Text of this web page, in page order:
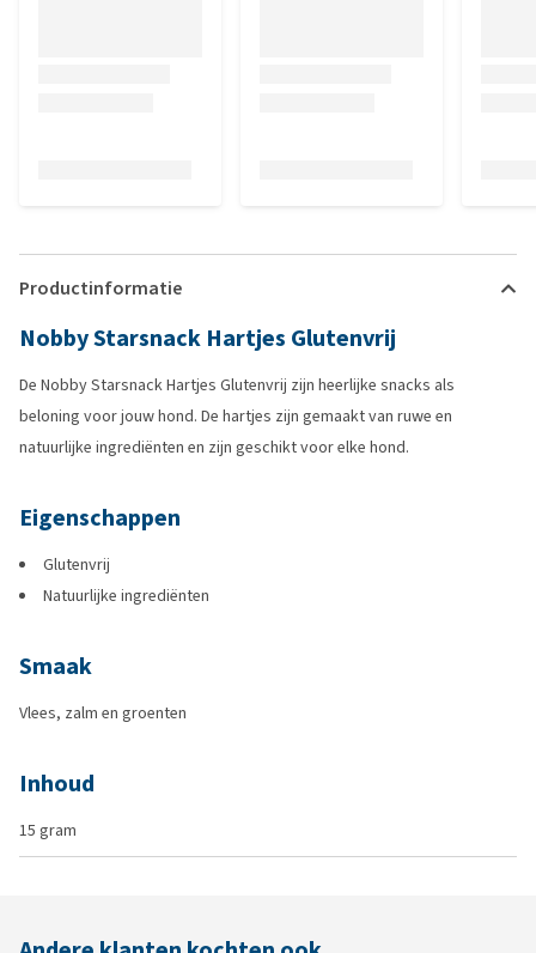
Productinformatie
Nobby Starsnack Hartjes Glutenvrij
De Nobby Starsnack Hartjes Glutenvrij zijn heerlijke snacks als
beloning voor jouw hond. De hartjes zijn gemaakt van ruwe en
natuurlijke ingrediënten en zijn geschikt voor elke hond.
Eigenschappen
Glutenvrij
Natuurlijke ingrediënten
Smaak
Vlees, zalm en groenten
Inhoud
15 gram